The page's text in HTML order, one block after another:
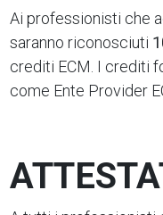
Ai professionisti che
saranno riconosciuti
crediti ECM. I crediti
come Ente Provider